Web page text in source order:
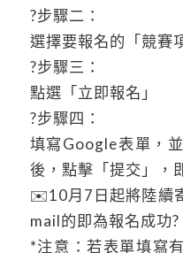
?步驟二：
選擇要報名的「競賽
?步驟三：
點選「立即報名」
?步驟四：
填寫Google表單，
後，點擊「提交」，
✉️10月7日起將陸續
mail的即為報名成功?
*注意：若表單填寫